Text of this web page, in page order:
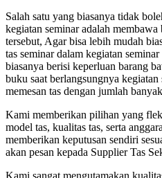
Salah satu yang biasanya tidak
kegiatan seminar adalah
tersebut, Agar bisa lebih mudah
tas seminar dalam kegiatan
biasanya berisi keperluan barang
buku saat berlangsungnya
memesan tas dengan jumlah
Kami memberikan pilihan yang
model tas, kualitas tas, serta
memberikan keputusan sendiri
akan pesan kepada Supplier Tas